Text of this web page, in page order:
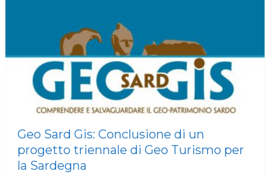
Geo Sard Gis: Conclusione di un
progetto triennale di Geo Turismo per
la Sardegna